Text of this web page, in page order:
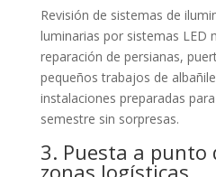
Revisión de sistemas de
luminarias por sistemas LED
reparación de persianas,
pequeños trabajos de
instalaciones preparadas
semestre sin sorpresas.
3. Puesta a punto
zonas logísticas